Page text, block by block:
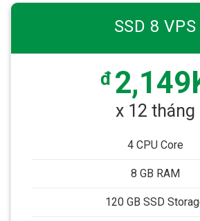
SSD 8 VPS
đ
x 12 tháng
4 CPU Core
8 GB RAM
120 GB SSD